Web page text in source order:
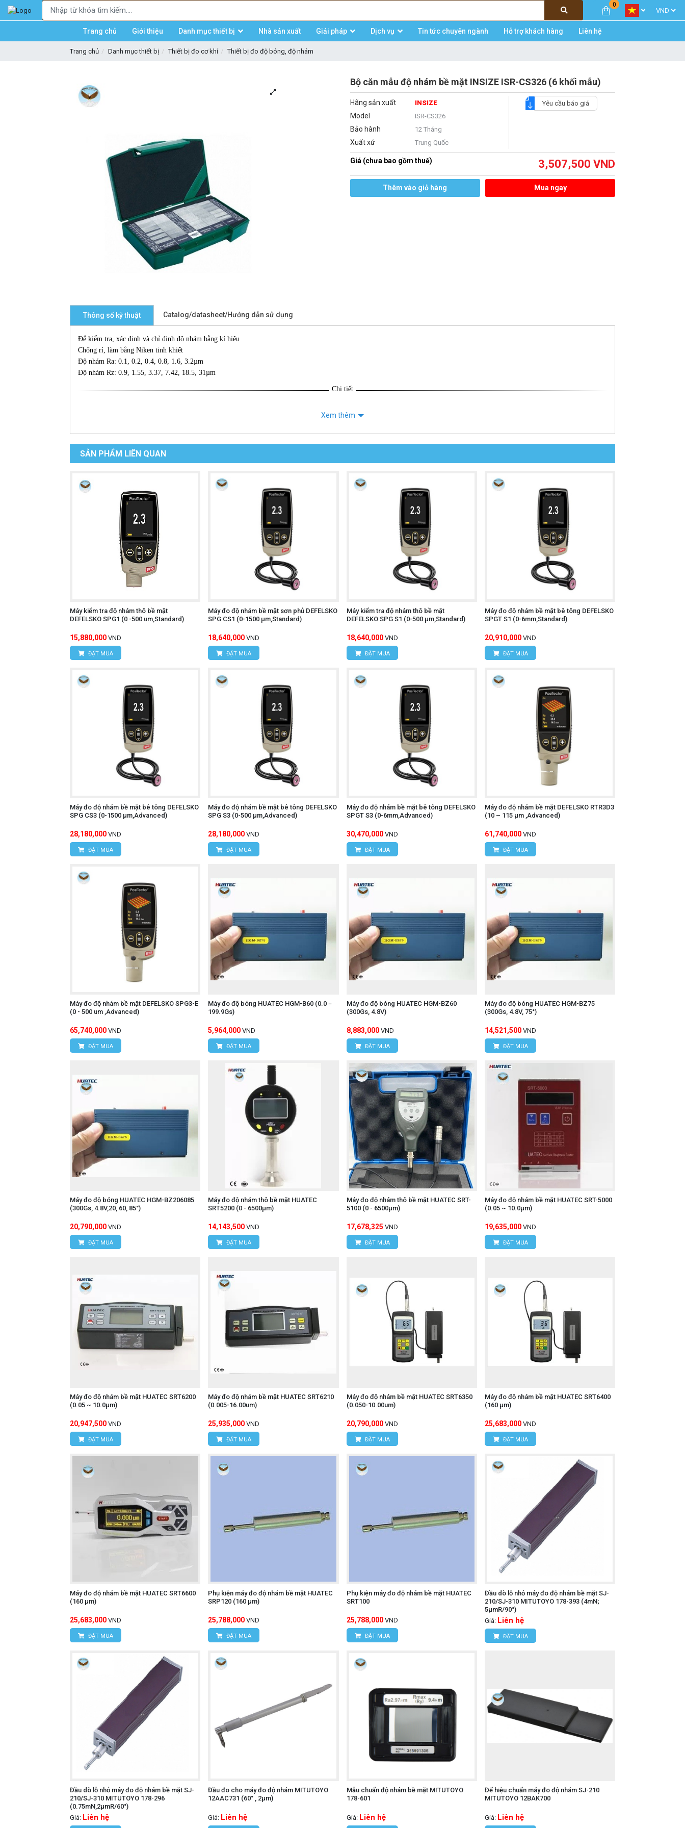
0
Trang chủ Giới thiệu Danh mục thiết bị Nhà sản xuất Giải pháp Dịch vụ Tin tức chuyên ngành Hỗ trợ khách hàng Liên hệ
Trang chủ Danh mục thiết bị Thiết bị đo cơ khí Thiết bị đo độ bóng, độ nhám
Bộ căn mẫu độ nhám bề mặt INSIZE ISR-CS326 (6 khối mẫu)
Hãng sản xuất INSIZE
Model ISR-CS326
Bảo hành 12 Tháng
Xuất xứ Trung Quốc
Yêu cầu báo giá
Giá (chưa bao gồm thuế) 3,507,500 VND
Thêm vào giỏ hàng Mua ngay
Thông số kỹ thuật Catalog/datasheet/Hướng dẫn sử dụng
Để kiểm tra, xác định và chỉ định độ nhám bằng kí hiệu
Chống rỉ, làm bằng Niken tinh khiết
Độ nhám Ra: 0.1, 0.2, 0.4, 0.8, 1.6, 3.2µm
Độ nhám Rz: 0.9, 1.55, 3.37, 7.42, 18.5, 31µm
Chi tiết
Xem thêm
SẢN PHẨM LIÊN QUAN
Máy kiểm tra độ nhám thô bề mặt
DEFELSKO SPG1 (0 -500 um,Standard)
15,880,000 VND
ĐẶT MUA
Máy đo độ nhám bề mặt sơn phủ DEFELSKO
SPG CS1 (0-1500 μm,Standard)
18,640,000 VND
ĐẶT MUA
Máy kiểm tra độ nhám thô bề mặt
DEFELSKO SPG S1 (0-500 μm,Standard)
18,640,000 VND
ĐẶT MUA
Máy đo độ nhám bề mặt bê tông DEFELSKO
SPGT S1 (0-6mm,Standard)
20,910,000 VND
ĐẶT MUA
Máy đo độ nhám bề mặt bê tông DEFELSKO
SPG CS3 (0-1500 μm,Advanced)
28,180,000 VND
ĐẶT MUA
Máy đo độ nhám bề mặt bê tông DEFELSKO
SPG S3 (0-500 μm,Advanced)
28,180,000 VND
ĐẶT MUA
Máy đo độ nhám bề mặt bê tông DEFELSKO
SPGT S3 (0-6mm,Advanced)
30,470,000 VND
ĐẶT MUA
Máy đo độ nhám bề mặt DEFELSKO RTR3D3
(10 – 115 μm ,Advanced)
61,740,000 VND
ĐẶT MUA
Máy đo độ nhám bề mặt DEFELSKO SPG3-E
(0 - 500 um ,Advanced)
65,740,000 VND
ĐẶT MUA
Máy đo độ bóng HUATEC HGM-B60 (0.0－
199.9Gs)
5,964,000 VND
ĐẶT MUA
Máy đo độ bóng HUATEC HGM-BZ60
(300Gs, 4.8V)
8,883,000 VND
ĐẶT MUA
Máy đo độ bóng HUATEC HGM-BZ75
(300Gs, 4.8V, 75°)
14,521,500 VND
ĐẶT MUA
Máy đo độ bóng HUATEC HGM-BZ206085
(300Gs, 4.8V,20, 60, 85°)
20,790,000 VND
ĐẶT MUA
Máy đo độ nhám thô bề mặt HUATEC
SRT5200 (0 - 6500μm)
14,143,500 VND
ĐẶT MUA
Máy đo độ nhám thô bề mặt HUATEC SRT-
5100 (0 - 6500μm)
17,678,325 VND
ĐẶT MUA
Máy đo độ nhám bề mặt HUATEC SRT-5000
(0.05 ~ 10.0μm)
19,635,000 VND
ĐẶT MUA
Máy đo độ nhám bề mặt HUATEC SRT6200
(0.05 ~ 10.0μm)
20,947,500 VND
ĐẶT MUA
Máy đo độ nhám bề mặt HUATEC SRT6210
(0.005-16.00um)
25,935,000 VND
ĐẶT MUA
Máy đo độ nhám bề mặt HUATEC SRT6350
(0.050-10.00um)
20,790,000 VND
ĐẶT MUA
Máy đo độ nhám bề mặt HUATEC SRT6400
(160 μm)
25,683,000 VND
ĐẶT MUA
Máy đo độ nhám bề mặt HUATEC SRT6600
(160 μm)
25,683,000 VND
ĐẶT MUA
Phụ kiện máy đo độ nhám bề mặt HUATEC
SRP120 (160 μm)
25,788,000 VND
ĐẶT MUA
Phụ kiện máy đo độ nhám bề mặt HUATEC
SRT100
25,788,000 VND
ĐẶT MUA
Đầu dò lỗ nhỏ máy đo độ nhám bề mặt SJ-
210/SJ-310 MITUTOYO 178-393 (4mN;
5µmR/90°)
Giá: Liên hệ
ĐẶT MUA
Đầu dò lỗ nhỏ máy đo độ nhám bề mặt SJ-
210/SJ-310 MITUTOYO 178-296
(0.75mN,2µmR/60°)
Giá: Liên hệ
Đầu đo cho máy đo độ nhám MITUTOYO
12AAC731 (60° , 2µm)
Giá: Liên hệ
Mẫu chuẩn độ nhám bề mặt MITUTOYO
178-601
Giá: Liên hệ
Đế hiệu chuẩn máy đo độ nhám SJ-210
MITUTOYO 12BAK700
Giá: Liên hệ